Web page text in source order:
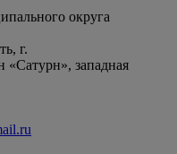
округа
г.
«Сатурн», западная